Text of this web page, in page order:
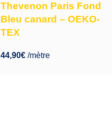
Thevenon Paris Fond
Bleu canard – OEKO-
TEX
44,90€ /mètre